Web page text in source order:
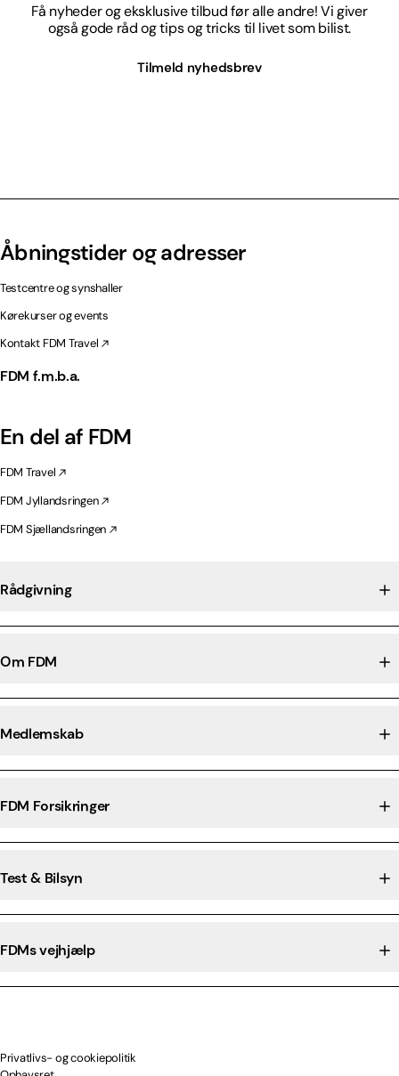
Få nyheder og eksklusive tilbud før alle andre! Vi giver
også gode råd og tips og tricks til livet som bilist.
Tilmeld nyhedsbrev
Åbningstider og adresser
Testcentre og synshaller
Kørekurser og events
Kontakt FDM Travel
FDM f.m.b.a.
En del af FDM
FDM Travel
FDM Jyllandsringen
FDM Sjællandsringen
Rådgivning
Om FDM
Medlemskab
FDM Forsikringer
Test & Bilsyn
FDMs vejhjælp
Privatlivs- og cookiepolitik